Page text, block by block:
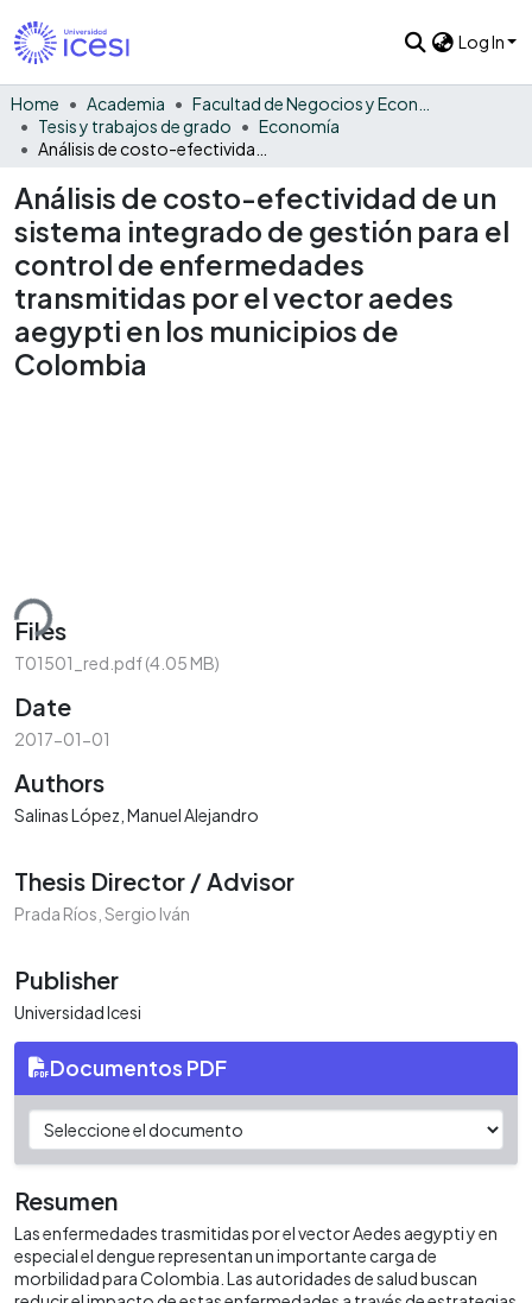
Log In
Home Academia
Tesis y trabajos de grado
Economía
Análisis de costo-efectividad de un
sistema integrado de gestión para el
control de enfermedades
transmitidas por el vector aedes
aegypti en los municipios de
Colombia
Files
T01501_red.pdf(4.05 MB)
Date
2017-01-01
Authors
Salinas López, Manuel Alejandro
Thesis Director / Advisor
Prada Ríos, Sergio Iván
Publisher
Universidad Icesi
Documentos PDF
Resumen
Las enfermedades trasmitidas por el vector Aedes aegypti y en
especial el dengue representan un importante carga de
morbilidad para Colombia. Las autoridades de salud buscan